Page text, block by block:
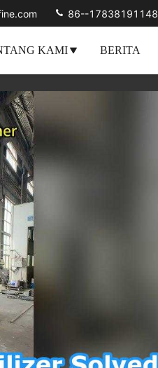
86--17838191148
KAMI BERITA